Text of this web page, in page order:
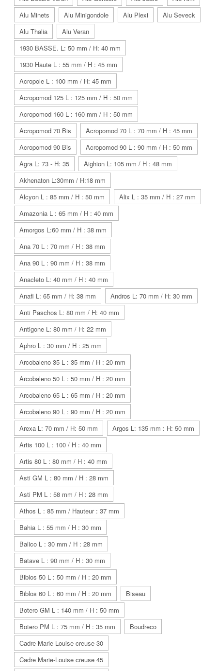
Alu Minets
Alu Minigondole Alu Plexi
Alu Seveck
Alu Thalia
Alu Veran
1930 BASSE. L: 50 mm / H: 40 mm
1930 Haute L : 55 mm / H : 45 mm
Acropole L : 100 mm / H: 45 mm
Acropomod 125 L : 125 mm / H : 50 mm
Acropomod 160 L : 160 mm / H : 50 mm
Acropomod 70 Bis
Acropomod 70 L : 70 mm / H : 45 mm
Acropomod 90 Bis
Acropomod 90 L : 90 mm / H : 50 mm
Agra L: 73 - H: 35
Aighion L: 105 mm / H : 48 mm
Akhenaton L:30mm / H:18 mm
Alcyon L : 85 mm / H : 50 mm
Alix L : 35 mm / H : 27 mm
Amazonia L : 65 mm / H : 40 mm
Amorgos L:60 mm / H : 38 mm
Ana 70 L : 70 mm / H : 38 mm
Ana 90 L : 90 mm / H : 38 mm
Anacleto L: 40 mm / H : 40 mm
Anafi L: 65 mm / H: 38 mm
Andros L: 70 mm / H: 30 mm
Anti Paschos L: 80 mm / H: 40 mm
Antigone L: 80 mm / H: 22 mm
Aphro L : 30 mm / H : 25 mm
Arcobaleno 35 L : 35 mm / H : 20 mm
Arcobaleno 50 L : 50 mm / H : 20 mm
Arcobaleno 65 L : 65 mm / H : 20 mm
Arcobaleno 90 L : 90 mm / H : 20 mm
Arexa L: 70 mm / H: 50 mm
Argos L: 135 mm : H: 50 mm
Artis 100 L : 100 / H : 40 mm
Artis 80 L : 80 mm / H : 40 mm
Asti GM L : 80 mm / H : 28 mm
Asti PM L : 58 mm / H : 28 mm
Athos L : 85 mm / Hauteur : 37 mm
Bahia L : 55 mm / H : 30 mm
Balico L : 30 mm / H : 28 mm
Batave L : 90 mm / H : 30 mm
Biblos 50 L : 50 mm / H : 20 mm
Biblos 60 L : 60 mm / H : 20 mm
Biseau
Botero GM L : 140 mm / H : 50 mm
Botero PM L : 75 mm / H : 35 mm
Boudreco
Cadre Marie-Louise creuse 30
Cadre Marie-Louise creuse 45